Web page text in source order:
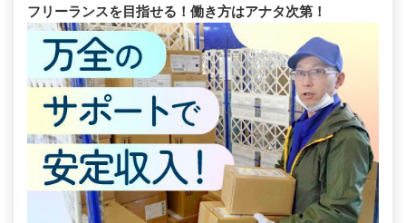
フリーランスを目指せる！働き方はアナタ次第！